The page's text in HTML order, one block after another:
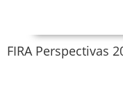
FIRA Perspectivas